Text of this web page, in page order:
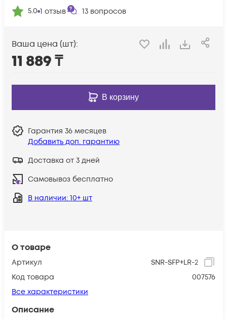
О товаре
Артикул
SNR-SFP+LR-2
Код товара
007576
Все характеристики
Описание
5.0 1 отзыв 13 вопросов
Ваша цена (шт):
11 889₸
В корзину
Гарантия 36 месяцев
Добавить доп. гарантию
Доставка от 3 дней
Самовывоз бесплатно
В наличии: 10+ шт